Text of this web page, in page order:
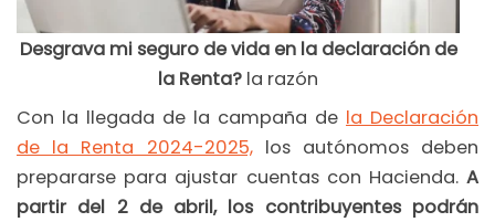
Desgrava mi seguro de vida en la declaración de
la Renta? la razón
Con la llegada de la campaña de la Declaración
de la Renta 2024-2025,los autónomos deben
prepararse para ajustar cuentas con Hacienda. A
partir del 2 de abril, los contribuyentes podrán